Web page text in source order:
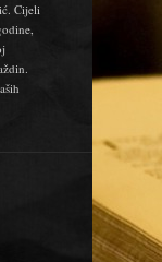
Cijeli